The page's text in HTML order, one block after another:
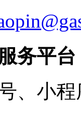
务平台
、小